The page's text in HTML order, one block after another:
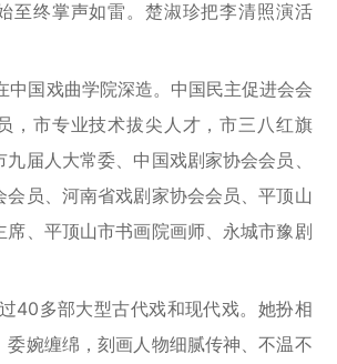
至终掌声如雷。楚淑珍把李清照演活
中国戏曲学院深造。中国民主促进会会
，市专业技术拔尖人才，市三八红旗
届人大常委、中国戏剧家协会会员、
会员、河南省戏剧家协会会员、平顶山
席、平顶山市书画院画师、永城市豫剧
40多部大型古代戏和现代戏。她扮相
委婉缠绵，刻画人物细腻传神、不温不